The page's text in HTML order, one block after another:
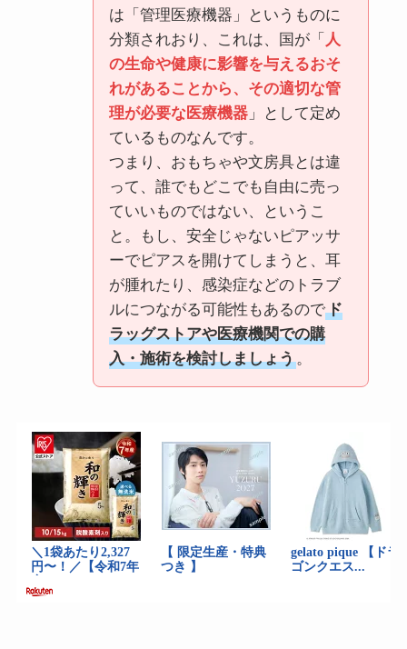
は「管理医療機器」というものに
分類されおり、これは、国が「 人
の生命や健康に影響を与えるおそ
れがあることから、その適切な管
理が必要な医療機器」として定め
ているものなんです。
つまり、おもちゃや文房具とは違
って、誰でもどこでも自由に売っ
ていいものではない、というこ
と。もし、安全じゃないピアッサ
ーでピアスを開けてしまうと、耳
が腫れたり、感染症などのトラブ
ルにつながる可能性もあるのでド
ラッグストアや医療機関での購
入・施術を検討しましょう。